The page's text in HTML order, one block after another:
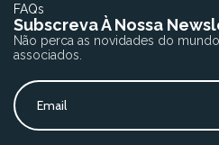
FAQs
Subscreva À Nossa
Não perca as novidades do
associados.